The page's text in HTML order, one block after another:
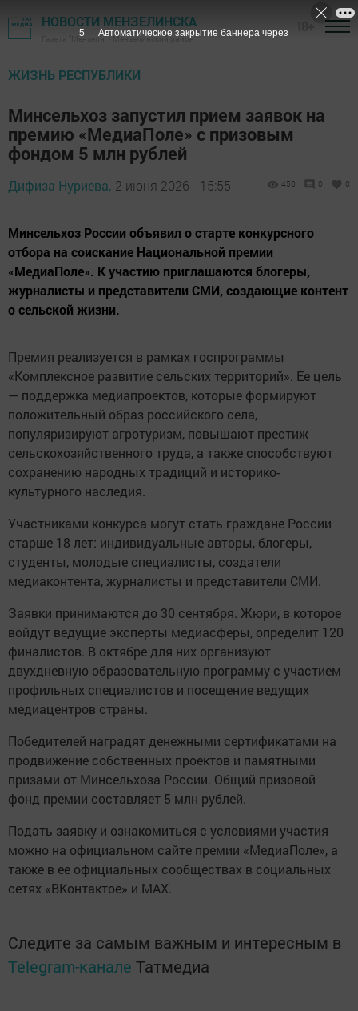
НОВОСТИ МЕНЗЕЛИНСКА
Газета "Мензеля" - Мензелинский район
ЖИЗНЬ РЕСПУБЛИКИ
Минсельхоз запустил прием заявок на
премию «МедиаПоле» с призовым
фондом 5 млн рублей
Дифиза Нуриева, 2 июня 2026 - 15:55 450 0 0
Минсельхоз России объявил о старте конкурсного
отбора на соискание Национальной премии
«МедиаПоле». К участию приглашаются блогеры,
журналисты и представители СМИ, создающие контент
о сельской жизни.
Премия реализуется в рамках госпрограммы
«Комплексное развитие сельских территорий». Ее цель
— поддержка медиапроектов, которые формируют
положительный образ российского села,
популяризируют агротуризм, повышают престиж
сельскохозяйственного труда, а также способствуют
сохранению народных традиций и историко-
культурного наследия.
Участниками конкурса могут стать граждане России
старше 18 лет: индивидуальные авторы, блогеры,
студенты, молодые специалисты, создатели
медиаконтента, журналисты и представители СМИ.
Заявки принимаются до 30 сентября. Жюри, в которое
войдут ведущие эксперты медиасферы, определит 120
финалистов. В октябре для них организуют
двухдневную образовательную программу с участием
профильных специалистов и посещение ведущих
медиацентров страны.
Победителей наградят денежными сертификатами на
продвижение собственных проектов и памятными
призами от Минсельхоза России. Общий призовой
фонд премии составляет 5 млн рублей.
Подать заявку и ознакомиться с условиями участия
можно на официальном сайте премии «МедиаПоле», а
также в ее официальных сообществах в социальных
сетях «ВКонтактое» и MAX.
Следите за самым важным и интересным в
Telegram-канале Татмедиа
3 Автоматическое закрытие баннера через